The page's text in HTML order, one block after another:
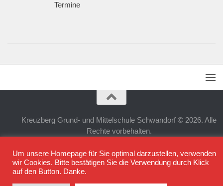
Termine
Kreuzberg Grund- und Mittelschule Schwandorf © 2026. Alle
Rechte vorbehalten.
Um unsere Homepage für Sie optimal darzustellen, verwenden
wir Cookies. Bitte bestätigen Sie die Verwendung durch Klick
auf den Button. Danke.